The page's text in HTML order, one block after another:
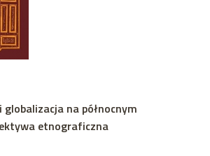
globalizacja na północnym
etnograficzna